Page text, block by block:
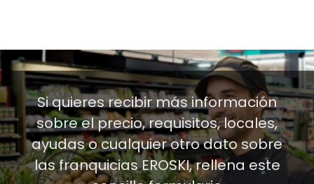
Si quieres recibir más información
sobre el precio, requisitos, locales,
ayudas o cualquier otro dato sobre
las franquicias EROSKI, rellena este